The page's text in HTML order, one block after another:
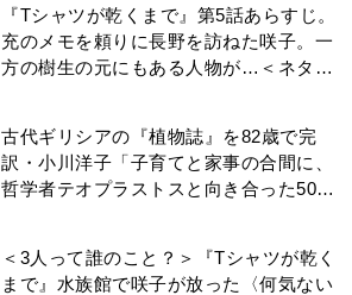
『Tシャツが乾くまで』第5話あらすじ。
充のメモを頼りに長野を訪ねた咲子。一
方の樹生の元にもある人物が…＜ネタバ
古代ギリシアの『植物誌』を82歳で完
訳・小川洋子「子育てと家事の合間に、
哲学者テオプラストスと向き合った50
＜3人って誰のこと？＞『Tシャツが乾く
まで』水族館で咲子が放った〈何気ない